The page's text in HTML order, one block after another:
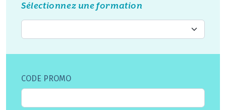
Sélectionnez une formation
CODE PROMO